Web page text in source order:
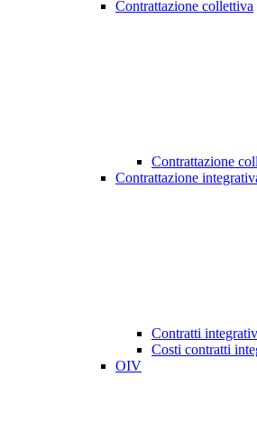
Contrattazione collettiva
Contrattazione
Contrattazione
Contratti
Costi contratti
OIV